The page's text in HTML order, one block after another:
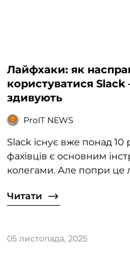
Лайфхаки: як
користуватися Slack
здивують
ProIT NEWS
Slack існує вже понад 10
фахівців є основним
колегами. Але попри це
Читати
05 листопада, 2025